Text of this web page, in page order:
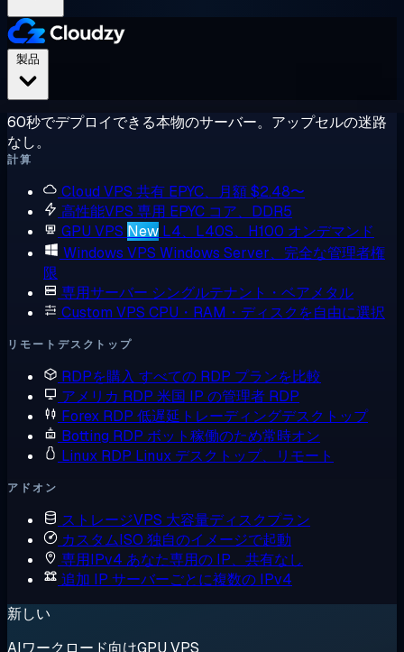
60秒でデプロイできる本物のサーバー。アップセルの迷路
なし。
計算
Cloud VPS 共有 EPYC、月額 $2.48〜
高性能VPS 専用 EPYC コア、DDR5
GPU VPS New L4、L40S、H100 オンデマンド
Windows VPS Windows Server、完全な管理者権
限
専用サーバー シングルテナント・ベアメタル
Custom VPS CPU・RAM・ディスクを自由に選択
リモートデスクトップ
RDPを購入 すべての RDP プランを比較
アメリカ RDP 米国 IP の管理者 RDP
Forex RDP 低遅延トレーディングデスクトップ
Botting RDP ボット稼働のため常時オン
Linux RDP Linux デスクトップ、リモート
アドオン
ストレージVPS 大容量ディスクプラン
カスタムISO 独自のイメージで起動
専用IPv4 あなた専用の IP、共有なし
追加 IP サーバーごとに複数の IPv4
新しい
AIワークロード向けGPU VPS